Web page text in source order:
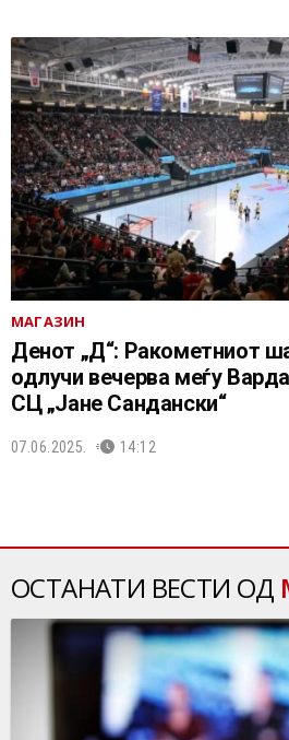
МАГАЗИН
Денот „Д“: Ракометниот
одлучи вечерва меѓу
СЦ „Јане Сандански“
07.06.2025. 14:12
ОСТАНАТИ ВЕСТИ ОД